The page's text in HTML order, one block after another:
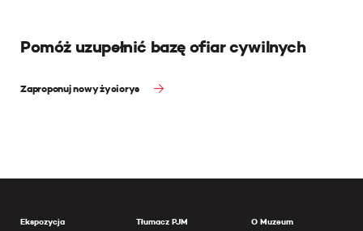
Pomóż uzupełnić bazę ofiar cywilnych
Zaproponuj nowy życiorys
Ekspozycja Tłumacz PJM
O Muzeum